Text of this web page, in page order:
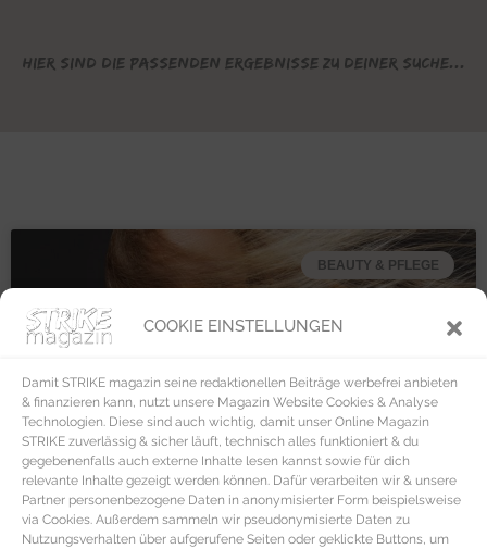
COOKIE EINSTELLUNGEN
Damit STRIKE magazin seine redaktionellen Beiträge werbefrei anbieten
& finanzieren kann, nutzt unsere Magazin Website Cookies & Analyse
Technologien. Diese sind auch wichtig, damit unser Online Magazin
STRIKE zuverlässig & sicher läuft, technisch alles funktioniert & du
gegebenenfalls auch externe Inhalte lesen kannst sowie für dich
relevante Inhalte gezeigt werden können. Dafür verarbeiten wir & unsere
Partner personenbezogene Daten in anonymisierter Form beispielsweise
via Cookies. Außerdem sammeln wir pseudonymisierte Daten zu
Nutzungsverhalten über aufgerufene Seiten oder geklickte Buttons, um
Hier sind die passenden Ergebnisse zu deiner Suche...
BEAUTY & PFLEGE